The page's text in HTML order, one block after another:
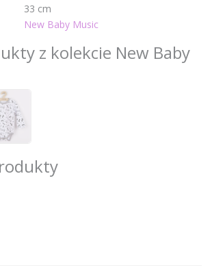
33 cm
New Baby Music
z kolekcie New Baby